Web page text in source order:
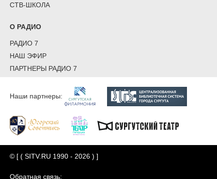
СТВ-ШКОЛА
О РАДИО
РАДИО 7
НАШ ЭФИР
ПАРТНЕРЫ РАДИО 7
Наши партнеры:
© [ ( SITV.RU 1990 - 2026 ) ]
Обратная связь: